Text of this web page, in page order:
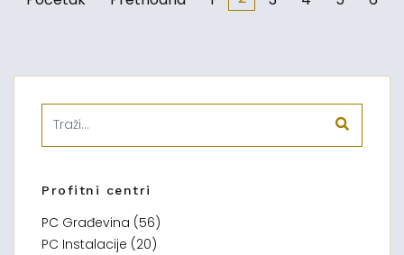
Profitni centri
PC Građevina (56)
PC Instalacije (20)